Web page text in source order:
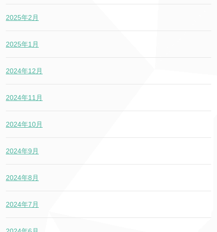
2025年2月
2025年1月
2024年12月
2024年11月
2024年10月
2024年9月
2024年8月
2024年7月